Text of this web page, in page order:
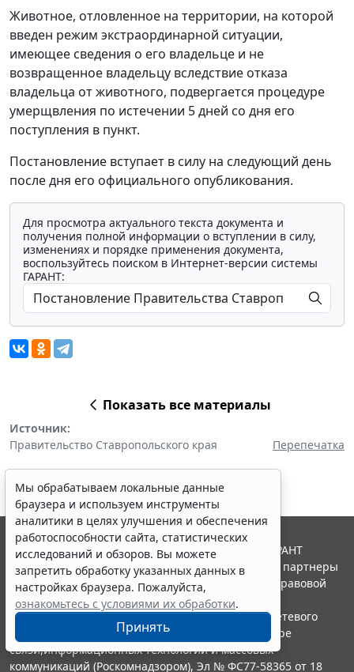
Животное, отловленное на территории, на которой
введен режим экстраординарной ситуации,
имеющее сведения о его владельце и не
возвращенное владельцу вследствие отказа
владельца от животного, подвергается процедуре
умерщвления по истечении 5 дней со дня его
поступления в пункт.
Постановление вступает в силу на следующий день
после дня его официального опубликования.
Для просмотра актуального текста документа и
получения полной информации о вступлении в силу,
изменениях и порядке применения документа,
воспользуйтесь поиском в Интернет-версии системы
ГАРАНТ:
Показать все материалы
Источник:
Правительство Ставропольского края
Перепечатка
Мы обрабатываем локальные данные
браузера и используем инструменты
аналитики в целях улучшения и обеспечения
работоспособности сайта, статистических
исследований и обзоров. Вы можете
запретить обработку указанных данных в
настройках браузера. Пожалуйста,
ознакомьтесь с условиями их обработки.
Принять
© ООО "НПП "ГАРАНТ-СЕРВИС", 2026. Система ГАРАНТ
выпускается с 1990 года. Компания "Гарант" и ее партнеры
являются участниками Российской ассоциации правовой
информации ГАРАНТ.
Портал ГАРАНТ.РУ зарегистрирован в качестве сетевого
издания Федеральной службой по надзору в сфере
связи,информационных технологий и массовых
коммуникаций (Роскомнадзором), Эл № ФС77-58365 от 18